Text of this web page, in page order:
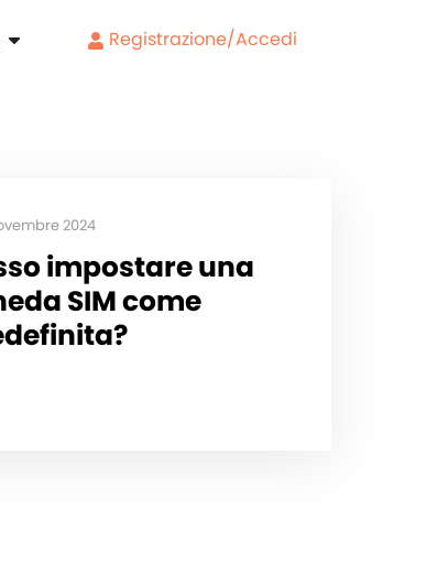
Registrazione/Accedi
2024
impostare una
SIM come